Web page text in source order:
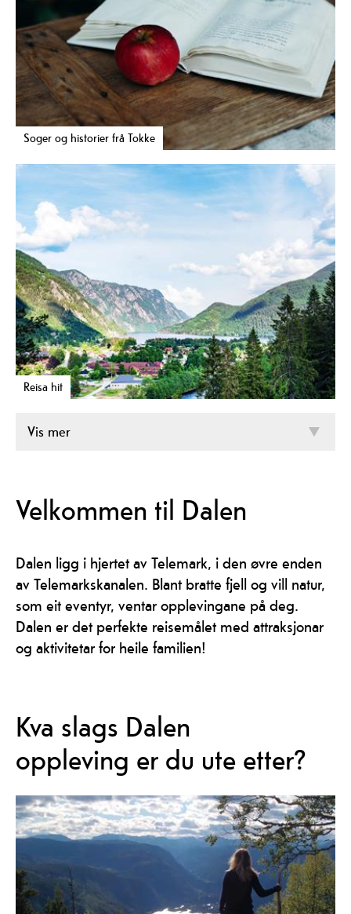
Soger og historier frå Tokke
Reisa hit
Vis mer
Velkommen til Dalen
Dalen ligg i hjertet av Telemark, i den øvre enden
av Telemarkskanalen. Blant bratte fjell og vill natur,
som eit eventyr, ventar opplevingane på deg.
Dalen er det perfekte reisemålet med attraksjonar
og aktivitetar for heile familien!
Kva slags Dalen
oppleving er du ute etter?